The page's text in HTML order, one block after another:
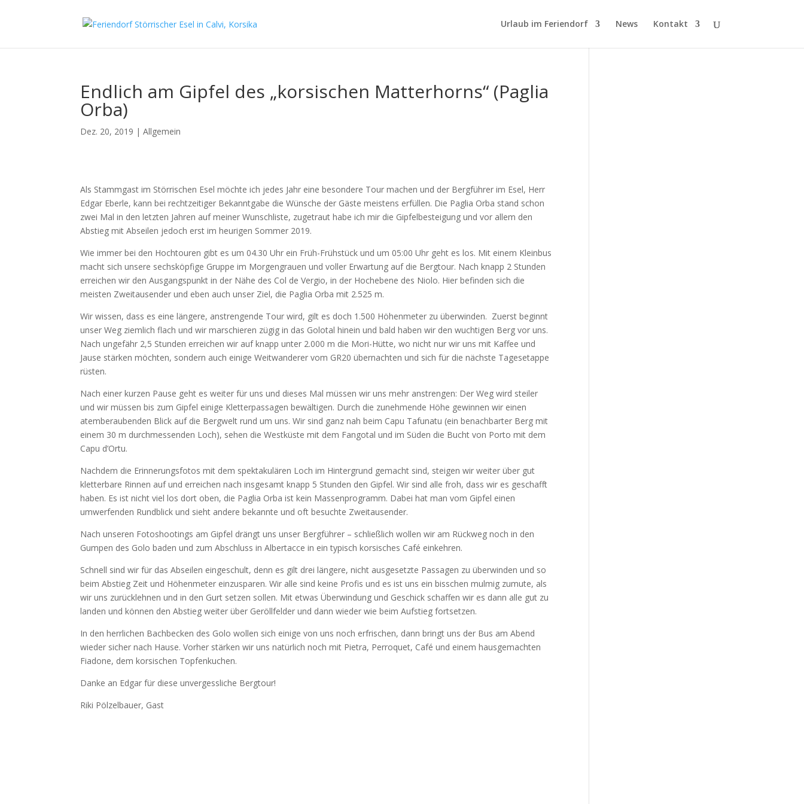
Urlaub im Feriendorf News Kontakt
Endlich am Gipfel des „korsischen Matterhorns“ (Paglia
Orba)
Dez. 20, 2019 |Allgemein
Als Stammgast im Störrischen Esel möchte ich jedes Jahr eine besondere Tour machen und der Bergführer im Esel, Herr
Edgar Eberle, kann bei rechtzeitiger Bekanntgabe die Wünsche der Gäste meistens erfüllen. Die Paglia Orba stand schon
zwei Mal in den letzten Jahren auf meiner Wunschliste, zugetraut habe ich mir die Gipfelbesteigung und vor allem den
Abstieg mit Abseilen jedoch erst im heurigen Sommer 2019.
Wie immer bei den Hochtouren gibt es um 04.30 Uhr ein Früh-Frühstück und um 05:00 Uhr geht es los. Mit einem Kleinbus
macht sich unsere sechsköpfige Gruppe im Morgengrauen und voller Erwartung auf die Bergtour. Nach knapp 2 Stunden
erreichen wir den Ausgangspunkt in der Nähe des Col de Vergio, in der Hochebene des Niolo. Hier befinden sich die
meisten Zweitausender und eben auch unser Ziel, die Paglia Orba mit 2.525 m.
Wir wissen, dass es eine längere, anstrengende Tour wird, gilt es doch 1.500 Höhenmeter zu überwinden. Zuerst beginnt
unser Weg ziemlich flach und wir marschieren zügig in das Golotal hinein und bald haben wir den wuchtigen Berg vor uns.
Nach ungefähr 2,5 Stunden erreichen wir auf knapp unter 2.000 m die Mori-Hütte, wo nicht nur wir uns mit Kaffee und
Jause stärken möchten, sondern auch einige Weitwanderer vom GR20 übernachten und sich für die nächste Tagesetappe
rüsten.
Nach einer kurzen Pause geht es weiter für uns und dieses Mal müssen wir uns mehr anstrengen: Der Weg wird steiler
und wir müssen bis zum Gipfel einige Kletterpassagen bewältigen. Durch die zunehmende Höhe gewinnen wir einen
atemberaubenden Blick auf die Bergwelt rund um uns. Wir sind ganz nah beim Capu Tafunatu (ein benachbarter Berg mit
einem 30 m durchmessenden Loch), sehen die Westküste mit dem Fangotal und im Süden die Bucht von Porto mit dem
Capu d’Ortu.
Nachdem die Erinnerungsfotos mit dem spektakulären Loch im Hintergrund gemacht sind, steigen wir weiter über gut
kletterbare Rinnen auf und erreichen nach insgesamt knapp 5 Stunden den Gipfel. Wir sind alle froh, dass wir es geschafft
haben. Es ist nicht viel los dort oben, die Paglia Orba ist kein Massenprogramm. Dabei hat man vom Gipfel einen
umwerfenden Rundblick und sieht andere bekannte und oft besuchte Zweitausender.
Nach unseren Fotoshootings am Gipfel drängt uns unser Bergführer – schließlich wollen wir am Rückweg noch in den
Gumpen des Golo baden und zum Abschluss in Albertacce in ein typisch korsisches Café einkehren.
Schnell sind wir für das Abseilen eingeschult, denn es gilt drei längere, nicht ausgesetzte Passagen zu überwinden und so
beim Abstieg Zeit und Höhenmeter einzusparen. Wir alle sind keine Profis und es ist uns ein bisschen mulmig zumute, als
wir uns zurücklehnen und in den Gurt setzen sollen. Mit etwas Überwindung und Geschick schaffen wir es dann alle gut zu
landen und können den Abstieg weiter über Geröllfelder und dann wieder wie beim Aufstieg fortsetzen.
In den herrlichen Bachbecken des Golo wollen sich einige von uns noch erfrischen, dann bringt uns der Bus am Abend
wieder sicher nach Hause. Vorher stärken wir uns natürlich noch mit Pietra, Perroquet, Café und einem hausgemachten
Fiadone, dem korsischen Topfenkuchen.
Danke an Edgar für diese unvergessliche Bergtour!
Riki Pölzelbauer, Gast